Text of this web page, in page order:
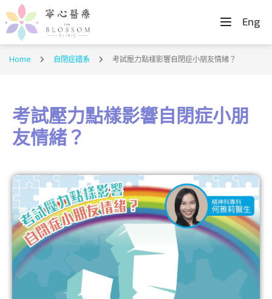
Eng
Home 自閉症譜系 考試壓力點樣影響自閉症小朋友情緒？
考試壓力點樣影響自閉症小朋
友情緒？